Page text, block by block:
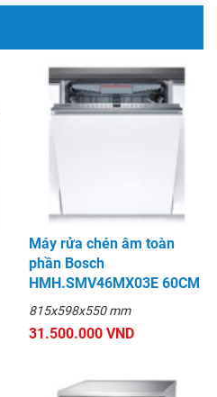
Máy rửa chén âm toàn
phần Bosch
HMH.SMV46MX03E 60CM
815x598x550 mm
31.500.000 VND